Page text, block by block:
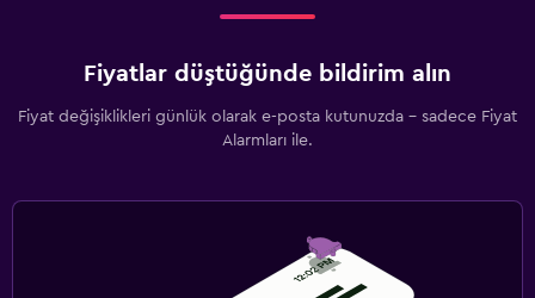
Fiyatlar düştüğünde bildirim alın
Fiyat değişiklikleri günlük olarak e-posta kutunuzda - sadece Fiyat
Alarmları ile.